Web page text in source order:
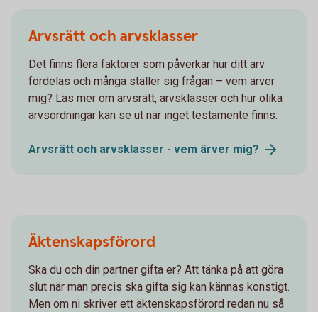
Arvsrätt och arvsklasser
Det finns flera faktorer som påverkar hur ditt arv
fördelas och många ställer sig frågan – vem ärver
mig? Läs mer om arvsrätt, arvsklasser och hur olika
arvsordningar kan se ut när inget testamente finns.
Arvsrätt och arvsklasser - vem ärver mig?
Äktenskapsförord
Ska du och din partner gifta er? Att tänka på att göra
slut när man precis ska gifta sig kan kännas konstigt.
Men om ni skriver ett äktenskapsförord redan nu så